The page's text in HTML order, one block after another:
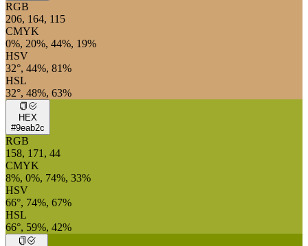
RGB
206, 164, 115
CMYK
0%, 20%, 44%, 19%
HSV
32°, 44%, 81%
HSL
32°, 48%, 63%
HEX
#9eab2c
RGB
158, 171, 44
CMYK
8%, 0%, 74%, 33%
HSV
66°, 74%, 67%
HSL
66°, 59%, 42%